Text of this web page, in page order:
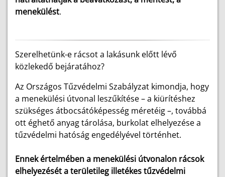
menekülést.
Szerelhetünk-e rácsot a lakásunk előtt lévő
közlekedő bejáratához?
Az Országos Tűzvédelmi Szabályzat kimondja, hogy
a menekülési útvonal leszűkítése – a kiürítéshez
szükséges átbocsátóképesség méretéig –, továbbá
ott éghető anyag tárolása, burkolat elhelyezése a
tűzvédelmi hatóság engedélyével történhet.
Ennek értelmében a menekülési útvonalon rácsok
elhelyezését a területileg illetékes tűzvédelmi